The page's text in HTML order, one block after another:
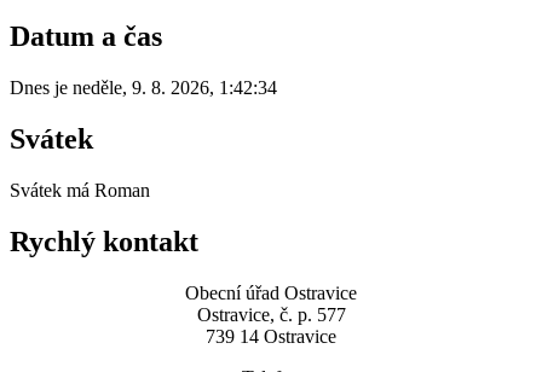
Datum a čas
Dnes je neděle, 9. 8. 2026, 1:42:34
Svátek
Svátek má Roman
Rychlý kontakt
Obecní úřad Ostravice
Ostravice, č. p. 577
739 14 Ostravice